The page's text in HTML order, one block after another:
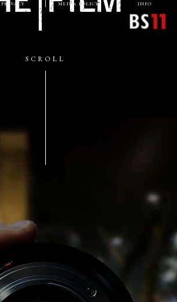
PRIVACY MEDIA POLICY INFO
SCROLL